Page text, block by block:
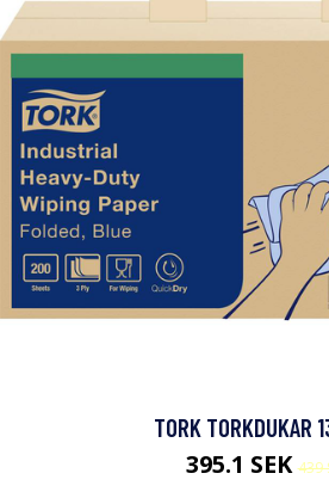
TORK TORKDUKAR
395.1 SEK439